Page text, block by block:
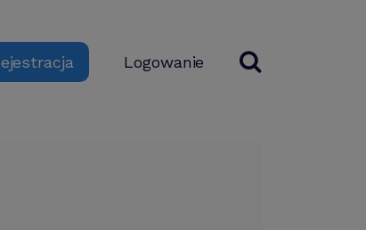
Rejestracja Logowanie